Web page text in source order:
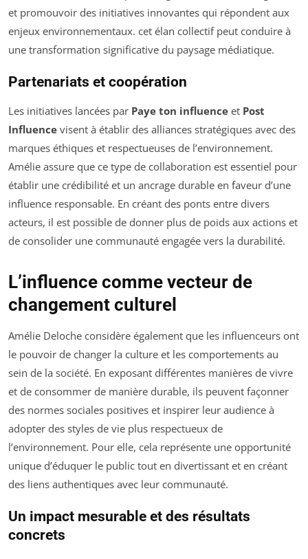
et promouvoir des initiatives innovantes qui répondent aux
enjeux environnementaux. cet élan collectif peut conduire à
une transformation significative du paysage médiatique.
Partenariats et coopération
Les initiatives lancées par Paye ton influence et Post
Influence visent à établir des alliances stratégiques avec des
marques éthiques et respectueuses de l’environnement.
Amélie assure que ce type de collaboration est essentiel pour
établir une crédibilité et un ancrage durable en faveur d’une
influence responsable. En créant des ponts entre divers
acteurs, il est possible de donner plus de poids aux actions et
de consolider une communauté engagée vers la durabilité.
L’influence comme vecteur de
changement culturel
Amélie Deloche considère également que les influenceurs ont
le pouvoir de changer la culture et les comportements au
sein de la société. En exposant différentes manières de vivre
et de consommer de manière durable, ils peuvent façonner
des normes sociales positives et inspirer leur audience à
adopter des styles de vie plus respectueux de
l’environnement. Pour elle, cela représente une opportunité
unique d’éduquer le public tout en divertissant et en créant
des liens authentiques avec leur communauté.
Un impact mesurable et des résultats
concrets